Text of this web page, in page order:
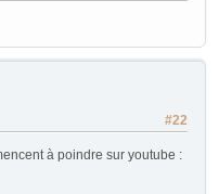
#22
à poindre sur youtube :